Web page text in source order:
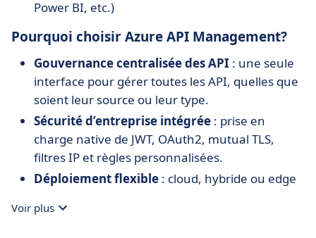
Power BI, etc.)
Pourquoi choisir Azure API Management?
Gouvernance centralisée des API : une seule
interface pour gérer toutes les API, quelles que
soient leur source ou leur type.
Sécurité d’entreprise intégrée : prise en
charge native de JWT, OAuth2, mutual TLS,
filtres IP et règles personnalisées.
Déploiement flexible : cloud, hybride ou edge
Expérience développeur complète
Voir plus